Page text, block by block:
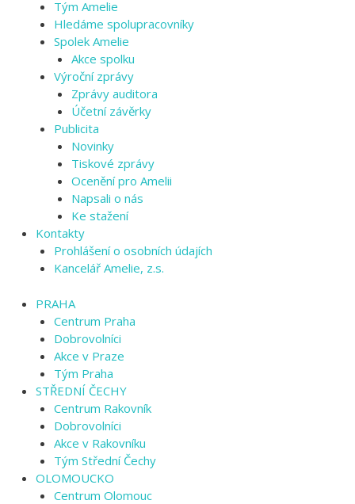
Tým Amelie
Hledáme spolupracovníky
Spolek Amelie
Akce spolku
Výroční zprávy
Zprávy auditora
Účetní závěrky
Publicita
Novinky
Tiskové zprávy
Ocenění pro Amelii
Napsali o nás
Ke stažení
Kontakty
Prohlášení o osobních údajích
Kancelář Amelie, z.s.
PRAHA
Centrum Praha
Dobrovolníci
Akce v Praze
Tým Praha
STŘEDNÍ ČECHY
Centrum Rakovník
Dobrovolníci
Akce v Rakovníku
Tým Střední Čechy
OLOMOUCKO
Centrum Olomouc